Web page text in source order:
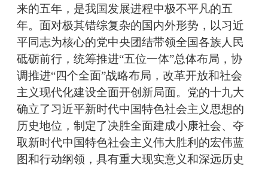
来的五年，是我国发展进程中极不平凡的五
年。面对极其错综复杂的国内外形势，以习近
平同志为核心的党中央团结带领全国各族人民
砥砺前行，统筹推进“五位一体”总体布局，协
调推进“四个全面”战略布局，改革开放和社会
主义现代化建设全面开创新局面。党的十九大
确立了习近平新时代中国特色社会主义思想的
历史地位，制定了决胜全面建成小康社会、夺
取新时代中国特色社会主义伟大胜利的宏伟蓝
图和行动纲领，具有重大现实意义和深远历史